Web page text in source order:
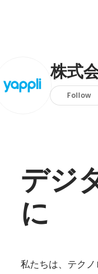
株式
Follow
デジ
に
私たちは、テク